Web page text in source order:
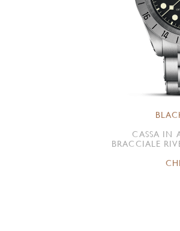
CASSA IN
BRACCIALE